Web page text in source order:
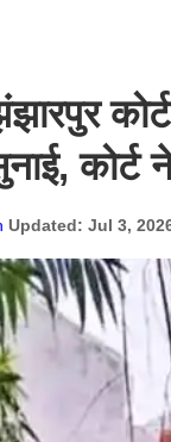
कोर्ट
Updated: Jul 3,